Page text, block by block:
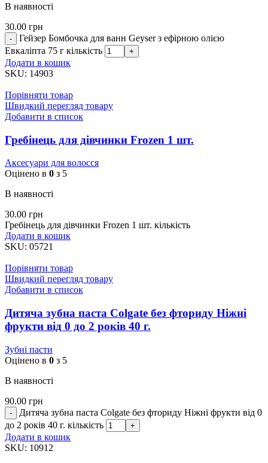
В наявності
30.00 грн
Гейзер Бомбочка для ванн Geyser з ефірною олією
Евкаліпта 75 г кількість
Додати в кошик
SKU: 14903
Порівняти товар
Швидкий перегляд товару
Добавити в список
Гребінець для дівчинки Frozen 1 шт.
Аксесуари для волосся
Оцінено в 0 з 5
В наявності
30.00 грн
Гребінець для дівчинки Frozen 1 шт. кількість
Додати в кошик
SKU: 05721
Порівняти товар
Швидкий перегляд товару
Добавити в список
Дитяча зубна паста Colgate без фториду Ніжні
фрукти від 0 до 2 років 40 г.
Зубні пасти
Оцінено в 0 з 5
В наявності
90.00 грн
Дитяча зубна паста Colgate без фториду Ніжні фрукти від 0
до 2 років 40 г. кількість
Додати в кошик
SKU: 10912